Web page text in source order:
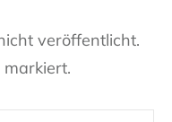
veröffentlicht.